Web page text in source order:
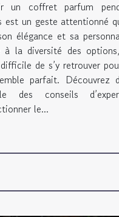
un coffret parfum
est un geste attentionné
élégance et sa
à la diversité des
de s’y retrouver
parfait. Découvrez
des conseils
le...